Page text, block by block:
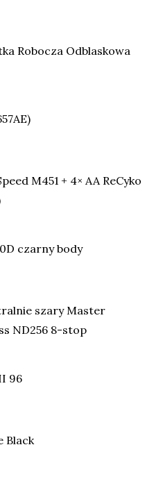
Robocza Odblaskowa
M451 + 4× AA ReCyko
czarny body
szary Master
ND256 8-stop
96
Black